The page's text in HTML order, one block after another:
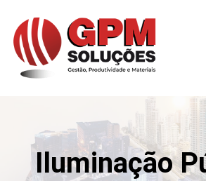
Iluminação